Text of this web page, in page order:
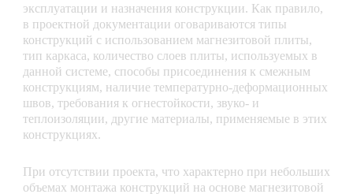
эксплуатации и назначения конструкции. Как правило,
в проектной документации оговариваются типы
конструкций с использованием магнезитовой плиты,
тип каркаса, количество слоев плиты, используемых в
данной системе, способы присоединения к смежным
конструкциям, наличие температурно-деформационных
швов, требования к огнестойкости, звуко- и
теплоизоляции, другие материалы, применяемые в этих
конструкциях.
При отсутствии проекта, что характерно при небольших
объемах монтажа конструкций на основе магнезитовой